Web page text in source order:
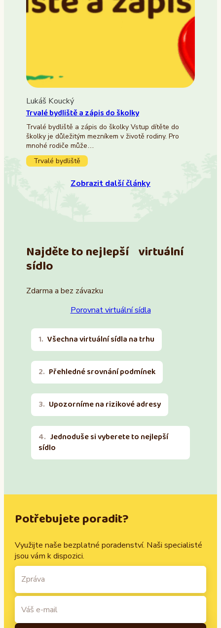
Lukáš Koucký
Trvalé bydliště a zápis do školky
Trvalé bydliště a zápis do školky Vstup dítěte do
školky je důležitým mezníkem v životě rodiny. Pro
mnohé rodiče může…
Trvalé bydliště
Zobrazit další články
Najděte to nejlepší virtuální
sídlo
Zdarma a bez závazku
Porovnat virtuální sídla
Všechna virtuální sídla na trhu
Přehledné srovnání podmínek
Upozorníme na rizikové adresy
Jednoduše si vyberete to nejlepší
sídlo
Potřebujete poradit?
Využijte naše bezplatné poradenství. Naši specialisté
jsou vám k dispozici.